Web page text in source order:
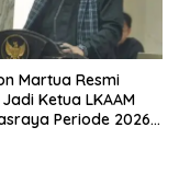
Martua Resmi
Ketua LKAAM
Periode 2026–